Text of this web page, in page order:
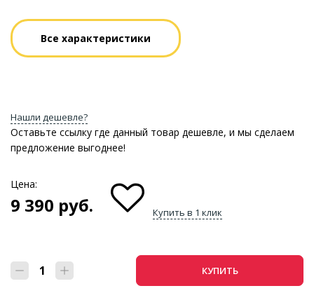
Все характеристики
Нашли дешевле?
Оставьте ссылку где данный товар дешевле, и мы сделаем
предложение выгоднее!
Цена:
9 390 руб. Купить в 1 клик
КУПИТЬ